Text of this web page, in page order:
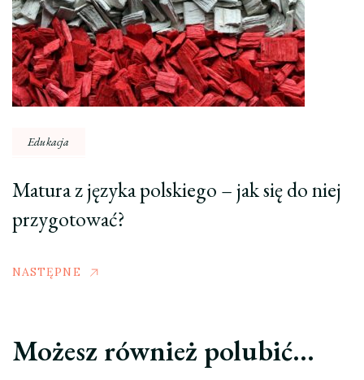
Edukacja
Matura z języka polskiego – jak się do niej
przygotować?
NASTĘPNE
Możesz również polubić…